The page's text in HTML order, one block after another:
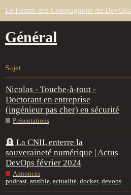
Le Forum des Compagnons du DevOps
Général
Sujet
Nicolas - Touche-à-tout -
Doctorant en entreprise
(ingénieur pas cher) en sécurité
Présentations
🪦 La CNIL enterre la
souveraineté numérique | Actus
DevOps février 2024
Annonces
podcast, ansible, actualité, docker, devops